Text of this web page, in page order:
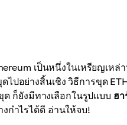
เป็นหนึ่งในเหรียญเหล่
ปอย่างสิ้นเชิง วิธีการขุด
ก็ยังมีทางเลือกในรูปแบบ ฮ
กำไรได้ดี อ่านให้จบ!